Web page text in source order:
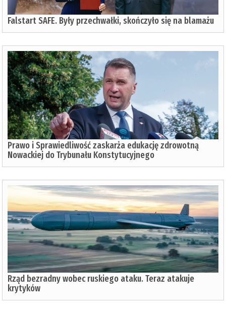
Falstart SAFE. Były przechwałki, skończyło się na blamażu
Prawo i Sprawiedliwość zaskarża edukację zdrowotną
Nowackiej do Trybunału Konstytucyjnego
Rząd bezradny wobec ruskiego ataku. Teraz atakuje
krytyków